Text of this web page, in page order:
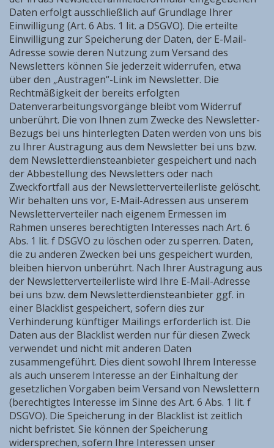
Daten erfolgt ausschließlich auf Grundlage Ihrer
Einwilligung (Art. 6 Abs. 1 lit. a DSGVO). Die erteilte
Einwilligung zur Speicherung der Daten, der E-Mail-
Adresse sowie deren Nutzung zum Versand des
Newsletters können Sie jederzeit widerrufen, etwa
über den „Austragen“-Link im Newsletter. Die
Rechtmäßigkeit der bereits erfolgten
Datenverarbeitungsvorgänge bleibt vom Widerruf
unberührt. Die von Ihnen zum Zwecke des Newsletter-
Bezugs bei uns hinterlegten Daten werden von uns bis
zu Ihrer Austragung aus dem Newsletter bei uns bzw.
dem Newsletterdiensteanbieter gespeichert und nach
der Abbestellung des Newsletters oder nach
Zweckfortfall aus der Newsletterverteilerliste gelöscht.
Wir behalten uns vor, E-Mail-Adressen aus unserem
Newsletterverteiler nach eigenem Ermessen im
Rahmen unseres berechtigten Interesses nach Art. 6
Abs. 1 lit. f DSGVO zu löschen oder zu sperren. Daten,
die zu anderen Zwecken bei uns gespeichert wurden,
bleiben hiervon unberührt. Nach Ihrer Austragung aus
der Newsletterverteilerliste wird Ihre E-Mail-Adresse
bei uns bzw. dem Newsletterdiensteanbieter ggf. in
einer Blacklist gespeichert, sofern dies zur
Verhinderung künftiger Mailings erforderlich ist. Die
Daten aus der Blacklist werden nur für diesen Zweck
verwendet und nicht mit anderen Daten
zusammengeführt. Dies dient sowohl Ihrem Interesse
als auch unserem Interesse an der Einhaltung der
gesetzlichen Vorgaben beim Versand von Newslettern
(berechtigtes Interesse im Sinne des Art. 6 Abs. 1 lit. f
DSGVO). Die Speicherung in der Blacklist ist zeitlich
nicht befristet. Sie können der Speicherung
widersprechen, sofern Ihre Interessen unser